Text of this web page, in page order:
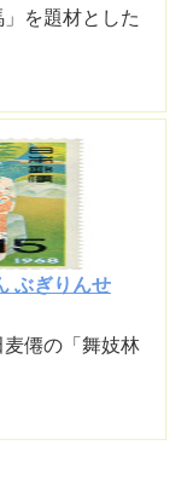
を題材とした
ぶぎりんせ
僊の「舞妓林